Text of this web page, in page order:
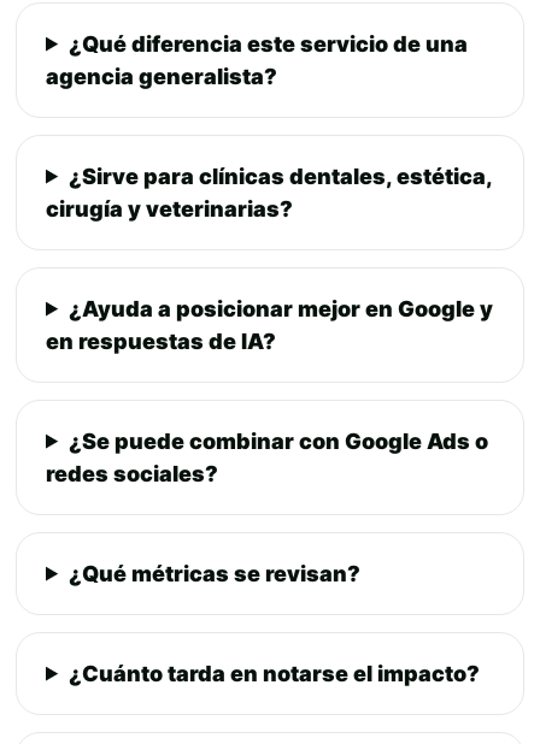
¿Qué diferencia este servicio de una
agencia generalista?
¿Sirve para clínicas dentales, estética,
cirugía y veterinarias?
¿Ayuda a posicionar mejor en Google y
en respuestas de IA?
¿Se puede combinar con Google Ads o
redes sociales?
¿Qué métricas se revisan?
¿Cuánto tarda en notarse el impacto?